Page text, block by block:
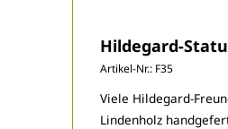
Hildegard-
Artikel-Nr.: F35
Viele Hildegard-
Lindenholz